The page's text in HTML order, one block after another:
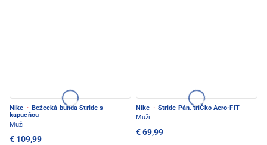
Nike · Bežecká bunda Stride s
kapucňou
Muži
€ 109,99
Nike · Stride Pán. triČko Aero-FIT
Muži
€ 69,99